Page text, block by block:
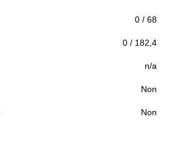
0 / 68
0 / 182,4
n/a
Non
Non